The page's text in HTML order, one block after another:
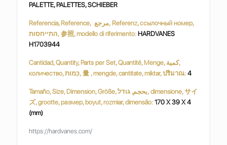
PALETTE, PALETTES, SCHIEBER
Referencia, Reference, مرجع, Referenz, ссылочный номер,
התייחסות, 参照, modello di riferimento: HARDVANES
H1703944
Cantidad, Quantity, Parts per Set, Quantité, Menge, كمية,
количество, כַּמוּת, 量 , mengde, cantitate, miktar, ปริมาณ: 4
Tamaño, Size, Dimension, Größe, بحجم, גודל, dimensione, サイ
ズ, grootte, размер, boyut, rozmiar, dimensão:170 X 39 X 4
(mm)
https://hardvanes.com/